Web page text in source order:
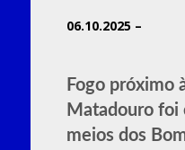
06.10.2025 –
Fogo próximo
Matadouro foi
meios dos